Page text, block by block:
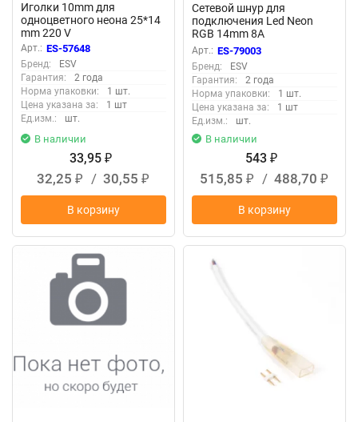
Иголки 10mm для
одноцветного неона 25*14
mm 220 V
Арт.: ES-57648
Бренд:
ESV
Гарантия:
2 года
Норма упаковки:
1 шт.
Цена указана за:
1 шт
Ед.изм.:
шт.
В наличии
33,95 ₽
32,25 ₽ / 30,55 ₽
В корзину
Сетевой шнур для
подключения Led Neon
RGB 14mm 8A
Арт.: ES-79003
Бренд:
ESV
Гарантия:
2 года
Норма упаковки:
1 шт.
Цена указана за:
1 шт
Ед.изм.:
шт.
В наличии
543 ₽
515,85 ₽ / 488,70 ₽
В корзину